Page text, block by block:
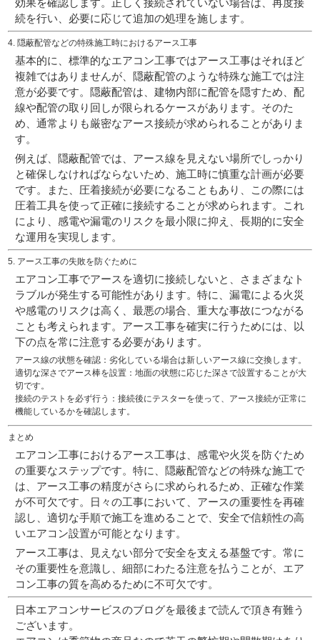
効果を確認します。正しく接続されていない場合は、再度接
続を行い、必要に応じて追加の処理を施します。
4. 隠蔽配管などの特殊施工時におけるアース工事
基本的に、標準的なエアコン工事ではアース工事はそれほど
複雑ではありませんが、 隠蔽配管のような特殊な施工では注
意が必要です。隠蔽配管は、建物内部に配管を隠すため、配
線や配管の取り回しが限られるケースがあります。そのた
め、通常よりも厳密なアース接続が求められることがありま
す。
例えば、隠蔽配管では、アース線を見えない場所でしっかり
と確保しなければならないため、施工時に慎重な計画が必要
です。また、圧着接続が必要になることもあり、この際には
圧着工具を使って正確に接続することが求められます。これ
により、感電や漏電のリスクを最小限に抑え、長期的に安全
な運用を実現します。
5. アース工事の失敗を防ぐために
エアコン工事でアースを適切に接続しないと、さまざまなト
ラブルが発生する可能性があります。特に、漏電による火災
や感電のリスクは高く、最悪の場合、重大な事故につながる
ことも考えられます。アース工事を確実に行うためには、以
下の点を常に注意する必要があります。
アース線の状態を確認 ：劣化している場合は新しいアース線に交換します。
適切な深さでアース棒を設置 ：地面の状態に応じた深さで設置することが大
切です。
接続のテストを必ず行う ：接続後にテスターを使って、アース接続が正常に
機能しているかを確認します。
まとめ
エアコン工事におけるアース工事は、感電や火災を防ぐため
の重要なステップです。特に、隠蔽配管などの特殊な施工で
は、アース工事の精度がさらに求められるため、正確な作業
が不可欠です。日々の工事において、アースの重要性を再確
認し、適切な手順で施工を進めることで、安全で信頼性の高
いエアコン設置が可能となります。
アース工事は、見えない部分で安全を支える基盤です。常に
その重要性を意識し、細部にわたる注意を払うことが、エア
コン工事の質を高めるために不可欠です。
日本エアコンサービスのブログを最後まで読んで頂き有難う
ございます。